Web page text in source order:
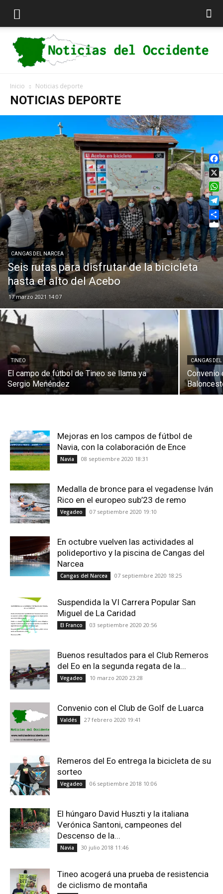
Noticias
del
Occidente
de
Asturias
Inicio Noticias deporte
NOTICIAS DEPORTE
CANGAS DEL NARCEA
Seis rutas para disfrutar de la bicicleta
hasta el alto del Acebo
17 marzo 2021 14:07
TINEO
El campo de fútbol de Tineo se llama ya
Sergio Menéndez
CANGAS
Convenio
Mejoras en los campos de fútbol de
Navia, con la colaboración de Ence
Navia 08 septiembre 2020 18:31
Medalla de bronce para el vegadense Iván
Rico en el europeo sub’23 de remo
Vegadeo 07 septiembre 2020 19:10
En octubre vuelven las actividades al
polideportivo y la piscina de Cangas del
Narcea
Cangas del Narcea 07 septiembre 2020 18:25
Suspendida la VI Carrera Popular San
Miguel de La Caridad
El Franco 03 septiembre 2020 20:56
Buenos resultados para el Club Remeros
del Eo en la segunda regata de la...
Vegadeo 10 marzo 2020 23:28
Convenio con el Club de Golf de Luarca
Valdés 27 febrero 2020 19:41
Remeros del Eo entrega la bicicleta de su
sorteo
Vegadeo 06 septiembre 2018 10:06
El húngaro David Huszti y la italiana
Verónica Santoni, campeones del
Descenso de la...
Navia 30 julio 2018 11:46
Tineo acogerá una prueba de resistencia
de ciclismo de montaña
X